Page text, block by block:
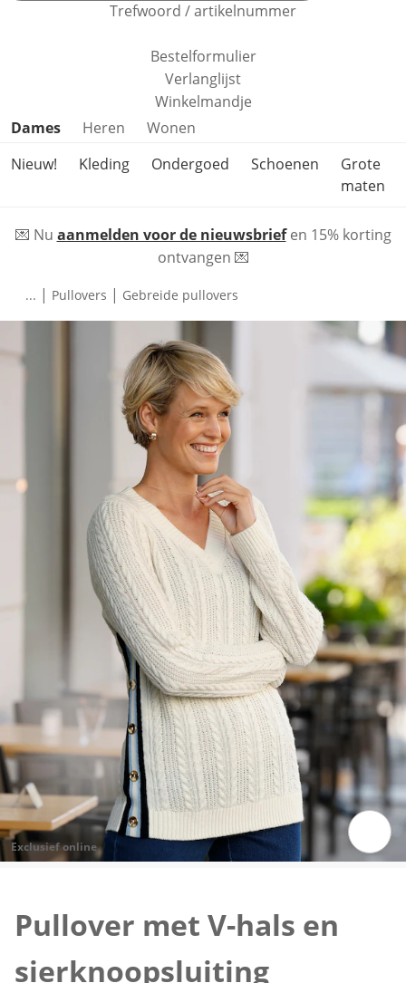
Trefwoord / artikelnummer
Bestelformulier
Verlanglijst
Winkelmandje
Productcategorieën overslaan
Dames Heren
Wonen
Nieuw!
Kleding Ondergoed Schoenen
Grote
maten
💌 Nu aanmelden voor de nieuwsbriefen 15% korting
ontvangen 💌
... | Pullovers | Gebreide pullovers
Exclusief online
Pullover met V-hals en
sierknoopsluiting